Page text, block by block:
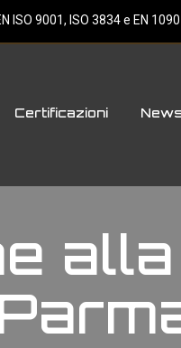
ISO 9001, ISO 3834 e EN
Certificazioni